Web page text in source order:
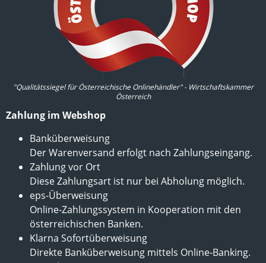
"Qualitätssiegel für Österreichische Onlinehändler" - Wirtschaftskammer
Österreich
Zahlung im Webshop
Banküberweisung
Der Warenversand erfolgt nach Zahlungseingang.
Zahlung vor Ort
Diese Zahlungsart ist nur bei Abholung möglich.
eps-Überweisung
Online-Zahlungssystem in Kooperation mit den
österreichischen Banken.
Klarna Sofortüberweisung
Direkte Banküberweisung mittels Online-Banking.